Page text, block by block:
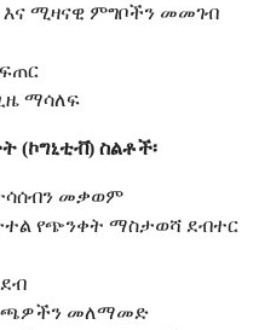
ሚዛናዊ ምግቦችን መመገብ
ማሳለፍ
(ኮግኒቲቭ) ስልቶች፡
መቃወም
የጭንቀት ማስታወሻ ደብተር
መለማመድ